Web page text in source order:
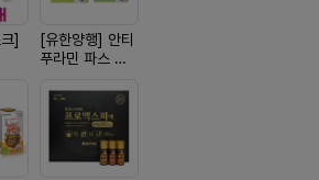
]
[유한양행] 안티
푸라민 파스 시